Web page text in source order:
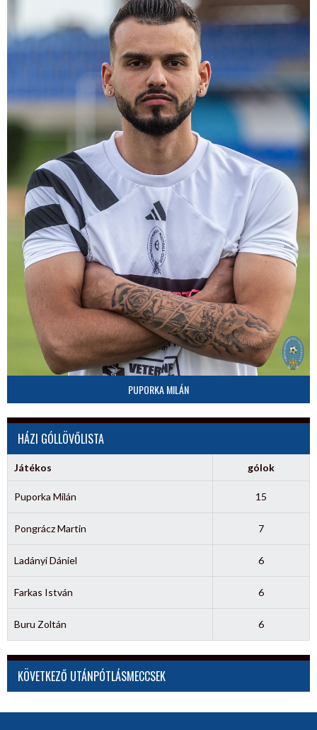
PUPORKA MILÁN
HÁZI GÓLLÖVŐLISTA
Játékos gólok
Puporka Milán 15
Pongrácz Martin 7
Ladányi Dániel 6
Farkas István 6
Buru Zoltán 6
KÖVETKEZŐ UTÁNPÓTLÁSMECCSEK